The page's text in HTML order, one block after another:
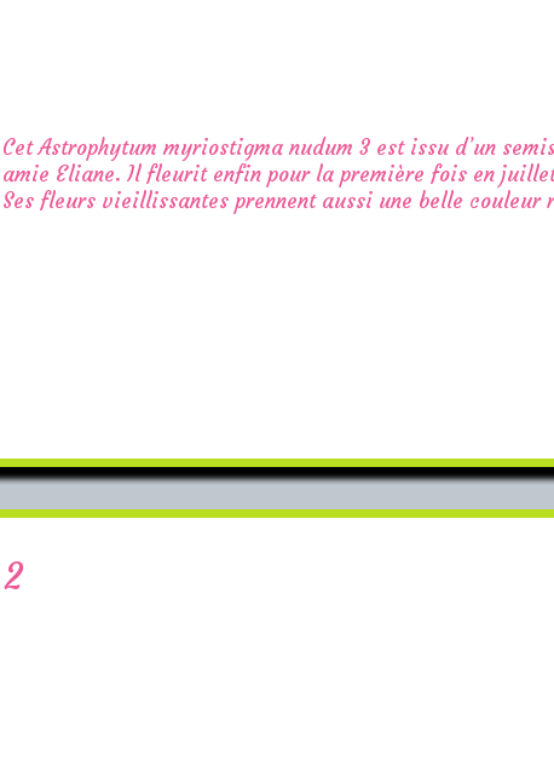
Cet Astrophytum myriostigma nudum 3 est issu d’un
amie Eliane. Il fleurit enfin pour la première fois en
Ses fleurs vieillissantes prennent aussi une belle couleur